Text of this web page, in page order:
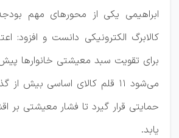
ابراهیمی یکی از محورهای مهم
کالابرگ الکترونیکی دانست و افزود:
برای تقویت سبد معیشتی خانوارها
می‌شود ۱۱ قلم کالای اساسی
حمایتی قرار گیرد تا فشار معیشتی
یابد.